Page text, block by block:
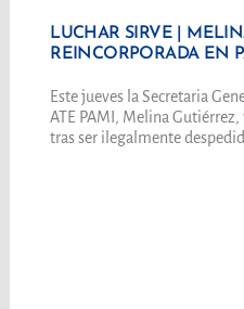
LUCHAR SIRVE |
REINCORPORADA EN
Este jueves la Secretaria
ATE PAMI, Melina
tras ser ilegalmente